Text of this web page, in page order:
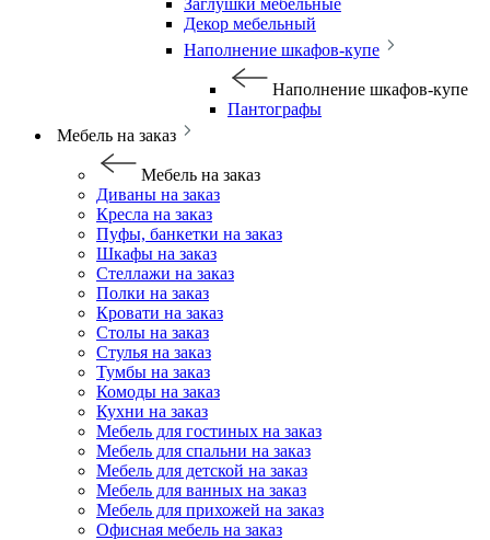
Заглушки мебельные
Декор мебельный
Наполнение шкафов-купе
Наполнение шкафов-купе
Пантографы
Мебель на заказ
Мебель на заказ
Диваны на заказ
Кресла на заказ
Пуфы, банкетки на заказ
Шкафы на заказ
Стеллажи на заказ
Полки на заказ
Кровати на заказ
Столы на заказ
Стулья на заказ
Тумбы на заказ
Комоды на заказ
Кухни на заказ
Мебель для гостиных на заказ
Мебель для спальни на заказ
Мебель для детской на заказ
Мебель для ванных на заказ
Мебель для прихожей на заказ
Офисная мебель на заказ